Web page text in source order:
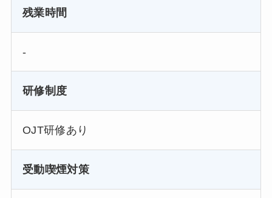
残業時間
-
研修制度
OJT研修あり
受動喫煙対策